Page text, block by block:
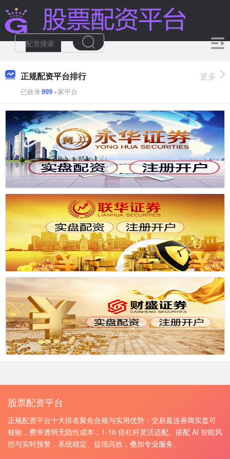
正规配资平台排行
已收录999+家平台
更多
股票配资平台
正规配资平台十大排名聚焦合规与实用优势：交易直连券商实盘可
核验，费率透明无隐性成本，1-10 倍杠杆灵活适配。搭配 AI 智能风
控与实时预警，系统稳定、提现高效，叠加专业服务。